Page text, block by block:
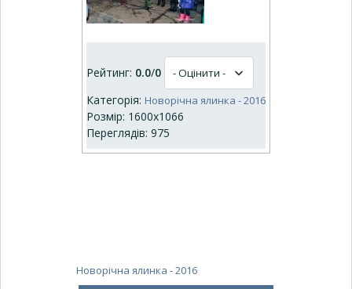
Рейтинг: 0.0/0
Категорія: Новорічна ялинка - 2016
Розмір: 1600x1066
Переглядів: 975
Новорічна ялинка - 2016